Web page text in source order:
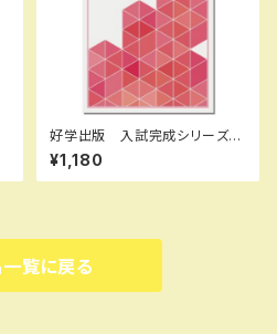
好学出版 入試完成シリーズ
英語 長文問題の解き方 202
6年度版 新品完全セット ISB
N：B0D3B495VN ISBN-10：
¥1,180
覧に戻る